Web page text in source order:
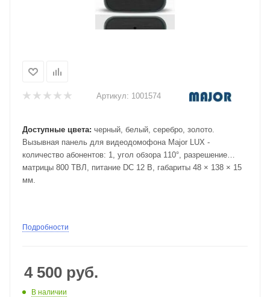
Артикул: 1001574
Доступные цвета: черный, белый, серебро, золото.
Вызывная панель для видеодомофона Major LUX -
количество абонентов: 1, угол обзора 110°, разрешение
матрицы 800 ТВЛ, питание DC 12 В, габариты 48 × 138 × 15
мм.
Подробности
4 500 руб.
В наличии